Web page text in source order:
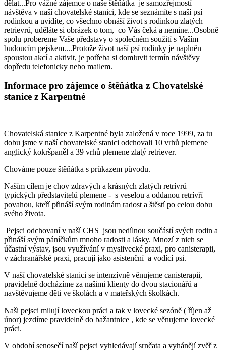
dělat...Pro vážné zájemce o naše štěňátka je samozřejmostí
návštěva v naší chovatelské stanici, kde se seznámíte s naší psí
rodinkou a uvidíte, co všechno obnáší život s rodinkou zlatých
retrievrů, uděláte si obrázek o tom, co Vás čeká a nemine...Osobně
spolu probereme Vaše představy o společném soužití s Vaším
budoucím pejskem....Protože život naší psí rodinky je naplněn
spoustou akcí a aktivit, je potřeba si domluvit termín návštěvy
dopředu telefonicky nebo mailem.
Informace pro zájemce o štěňátka z Chovatelské
stanice z Karpentné
Chovatelská stanice z Karpentné byla založená v roce 1999, za tu
dobu jsme v naší chovatelské stanici odchovali 10 vrhů plemene
anglický kokršpaněl a 39 vrhů plemene zlatý retriever.
Chováme pouze štěňátka s průkazem původu.
Naším cílem je chov zdravých a krásných zlatých retrívrů –
typických představitelů plemene - s veselou a oddanou retrívří
povahou, kteří přináší svým rodinám radost a štěstí po celou dobu
svého života.
Pejsci odchovaní v naší CHS jsou nedílnou součástí svých rodin a
přináší svým páníčkům mnoho radosti a lásky. Mnozí z nich se
účastní výstav, jsou využívání v myslivecké praxi, pro canisterapii,
v záchranářské praxi, pracují jako asistenční a vodící psi.
V naší chovatelské stanici se intenzívně věnujeme canisterapii,
pravidelně docházíme za našimi klienty do dvou stacionářů a
navštěvujeme děti ve školách a v mateřských školkách.
Naši pejsci milují loveckou práci a tak v lovecké sezóně ( říjen až
únor) jezdíme pravidelně do bažantnice , kde se věnujeme lovecké
práci.
V období senosečí naší pejsci vyhledávají srnčata a vyhánějí zvěř z